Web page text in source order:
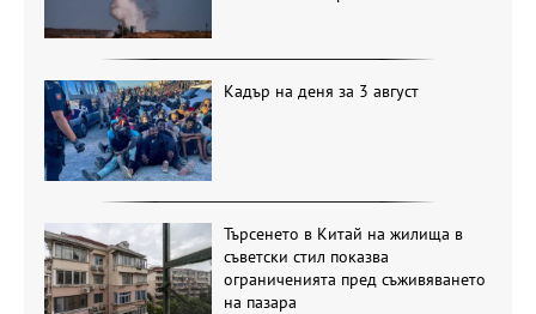
Кадър на деня за 3 август
Търсенето в Китай на жилища в
съветски стил показва
ограниченията пред съживяването
на пазара